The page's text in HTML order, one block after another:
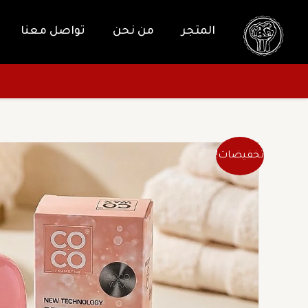
المحتوى
المتجر من نحن تواصل معنا
تخفيضات!